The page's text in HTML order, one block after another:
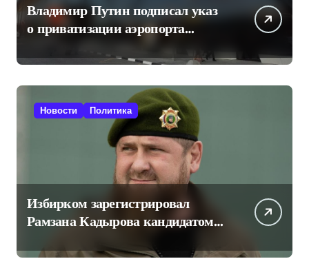
Владимир Путин подписал указ
о приватизации аэропорта
Новости Политика
Избирком зарегистрировал
Рамзана Кадырова кандидатом